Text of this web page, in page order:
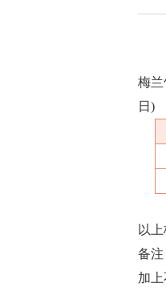
梅兰
日)
以
备
加